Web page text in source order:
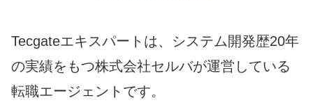
Tecgateエキスパートは、システム開発歴20年
の実績をもつ株式会社セルバが運営している
転職エージェントです。